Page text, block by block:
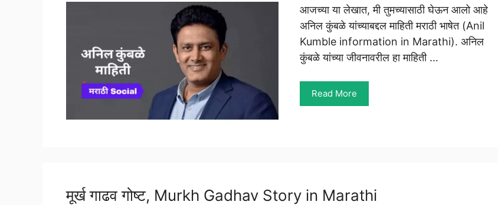
आजच्या या लेखात, मी तुमच्यासाठी घेऊन आलो आहे
अनिल कुंबळे यांच्याबद्दल माहिती मराठी भाषेत (Anil
Kumble information in Marathi). अनिल
कुंबळे यांच्या जीवनावरील हा माहिती …
Read More
मूर्ख गाढव गोष्ट, Murkh Gadhav Story in Marathi